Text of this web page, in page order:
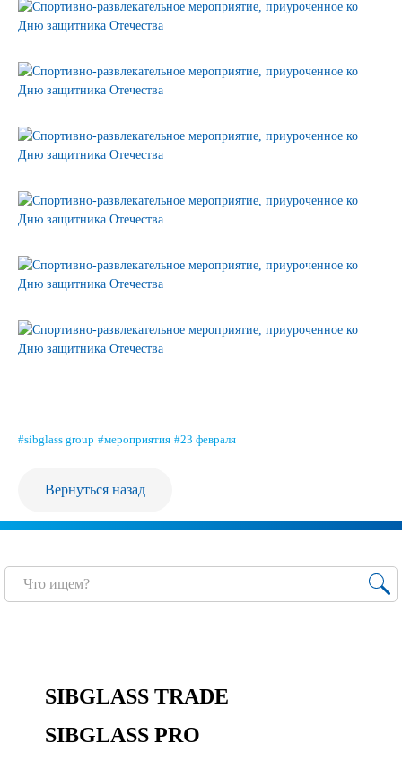
Сертификаты на продукцию Sibglass Trade
ГОСТы, ТУ и другая техническая документация
Проекты
Контакты
+7 (391) 278-77-77
Личный кабинет
#sibglass group #мероприятия #23 февраля
Вернуться назад
SIBGLASS TRADE
SIBGLASS PRO